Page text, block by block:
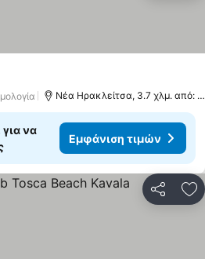
Νέα Ηρακλείτσα, 3.7 χλμ. από: Παλιό
να
Εμφάνιση τιμών